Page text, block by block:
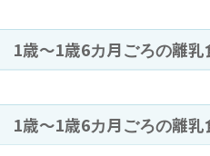
1歳〜1歳6カ月ごろの離乳
1歳〜1歳6カ月ごろの離乳